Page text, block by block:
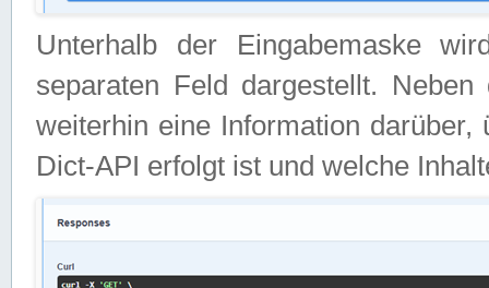
Unterhalb der Eingabemaske
separaten Feld dargestellt.
weiterhin eine Information
Dict-API erfolgt ist und welche